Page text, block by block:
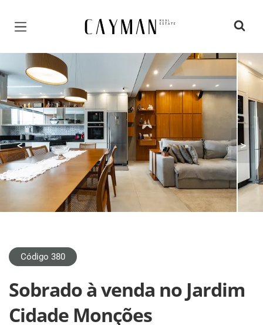
Página inicial
< >
Código 380
Sobrado à venda no Jardim
Cidade Monções